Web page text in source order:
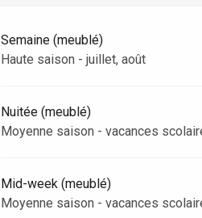
Offranville
Semaine (meublé)
Haute saison - juillet, août
Nuitée (meublé)
Moyenne saison - vacances
Mid-week (meublé)
Moyenne saison - vacances